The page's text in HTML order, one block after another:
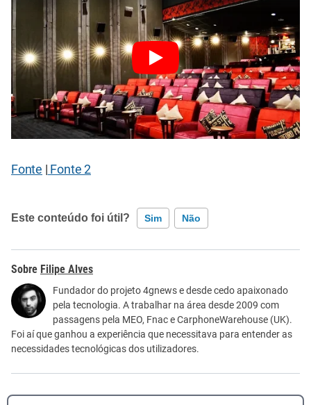
Fonte | Fonte 2
Este conteúdo foi útil? Sim Não
Este conteúdo contém informação incorreta
Este conteúdo não tem a informação que procuro
Outro
Filipe Alves
Fundador do projeto 4gnews e desde cedo apaixonado
pela tecnologia. A trabalhar na área desde 2009 com
passagens pela MEO, Fnac e CarphoneWarehouse (UK).
Foi aí que ganhou a experiência que necessitava para entender as
necessidades tecnológicas dos utilizadores.